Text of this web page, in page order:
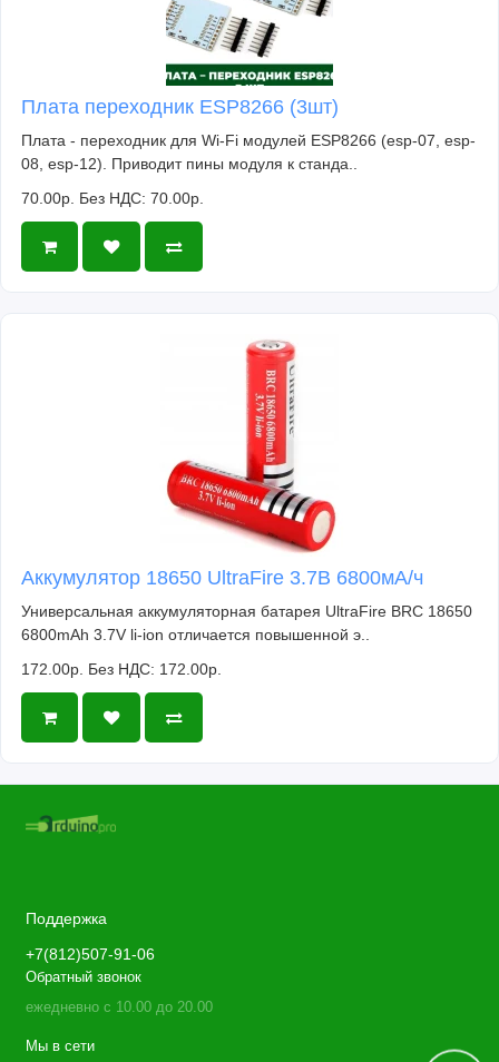
Плата переходник ESP8266 (3шт)
Плата - переходник для Wi-Fi модулей ESP8266 (esp-07, esp-
08, esp-12). Приводит пины модуля к станда..
70.00р. Без НДС: 70.00р.
Аккумулятор 18650 UltraFire 3.7В 6800мА/ч
Универсальная аккумуляторная батарея UltraFire BRC 18650
6800mAh 3.7V li-ion отличается повышенной э..
172.00р. Без НДС: 172.00р.
Поддержка
+7(812)507-91-06
Обратный звонок
ежедневно с 10.00 до 20.00
Мы в сети